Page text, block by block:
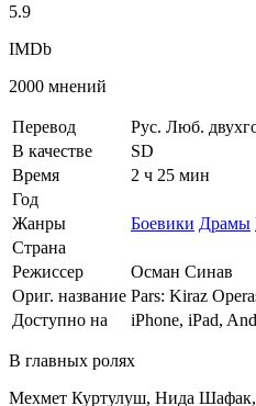
5.9
IMDb
2000 мнений
Перевод
Рус. Люб.
В качестве
SD
Время
2 ч 25 мин
Год
Жанры
Боевики Драмы
Страна
Режиссер
Осман Синав
Ориг. название Pars: Kiraz
Доступно на
iPhone, iPad,
В главных ролях
Мехмет Куртулуш, Нида